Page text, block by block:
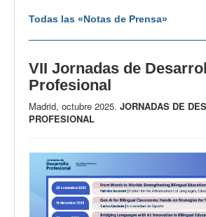
Todas las «Notas de Prensa»
VII Jornadas de
Profesional
Madrid, octubre 2025. JORNADAS DE
PROFESIONAL